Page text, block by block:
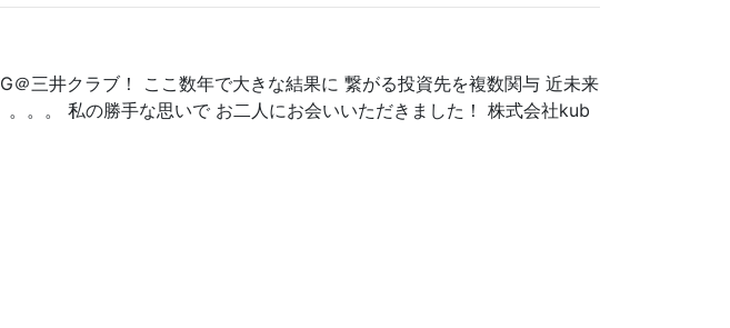
＠三井クラブ！ ここ数年で大きな結果に 繋がる投資先を複数関与 近未来
。。 私の勝手な思いで お二人にお会いいただきました！ 株式会社kub